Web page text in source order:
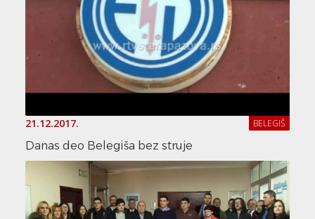
21.12.2017. BELEGIŠ
Danas deo Belegiša bez struje